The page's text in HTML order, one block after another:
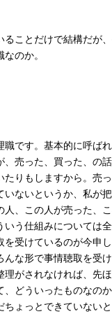
ことだけで結構だが
のか。
です。基本的に呼ば
、売った、買った、の
りもしますから。売
いないというか、私が
、この人が売った、
う仕組みについては
を受けているのが今申
な形で事情聴取を受け
がされなければ、先
、どういったものなの
ょっとできていないと